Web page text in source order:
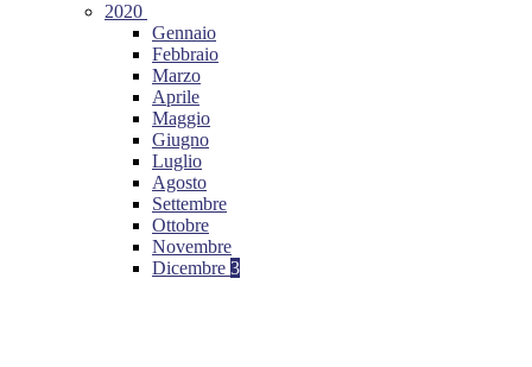
2020
Gennaio
Febbraio
Marzo
Aprile
Maggio
Giugno
Luglio
Agosto
Settembre
Ottobre
Novembre
Dicembre 3